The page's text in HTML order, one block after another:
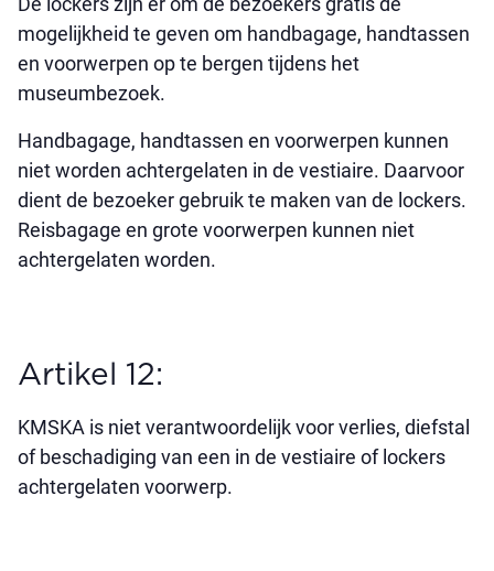
mogelijkheid te geven om handbagage, handtassen
en voorwerpen op te bergen tijdens het
museumbezoek.
Handbagage, handtassen en voorwerpen kunnen
niet worden achtergelaten in de vestiaire. Daarvoor
dient de bezoeker gebruik te maken van de lockers.
Reisbagage en grote voorwerpen kunnen niet
achtergelaten worden.
Artikel 12:
KMSKA is niet verantwoordelijk voor verlies, diefstal
of beschadiging van een in de vestiaire of lockers
achtergelaten voorwerp.